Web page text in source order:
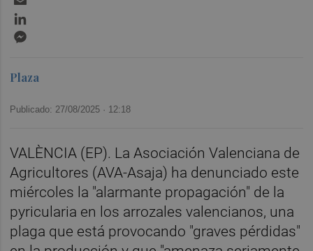
Plaza
Publicado: 27/08/2025 · 12:18
VALÈNCIA (EP). La Asociación Valenciana de
Agricultores (AVA-Asaja) ha denunciado este
miércoles la "alarmante propagación" de la
pyricularia en los arrozales valencianos, una
plaga que está provocando "graves pérdidas"